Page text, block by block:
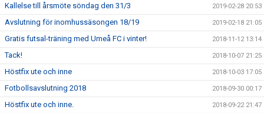
Kallelse till årsmöte söndag den 31/3 2019-02-28 20:53
Avslutning för inomhussäsongen 18/19 2019-02-18 21:05
Gratis futsal-träning med Umeå FC i vinter! 2018-11-12 13:14
Tack! 2018-10-07 21:25
Höstfix ute och inne 2018-10-03 17:05
Fotbollsavslutning 2018 2018-09-30 00:17
Höstfix ute och inne. 2018-09-22 21:47